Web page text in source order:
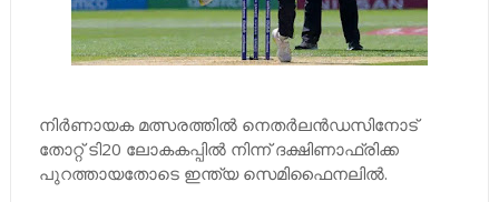
നിര്‍ണായക മത്സരത്തില്‍ നെതര്‍ലന്‍ഡസിനോട്
തോറ്റ് ടി20 ലോകകപ്പില്‍ നിന്ന് ദക്ഷിണാഫ്രിക്ക
പുറത്തായതോടെ ഇന്ത്യ സെമിഫൈനലില്‍.